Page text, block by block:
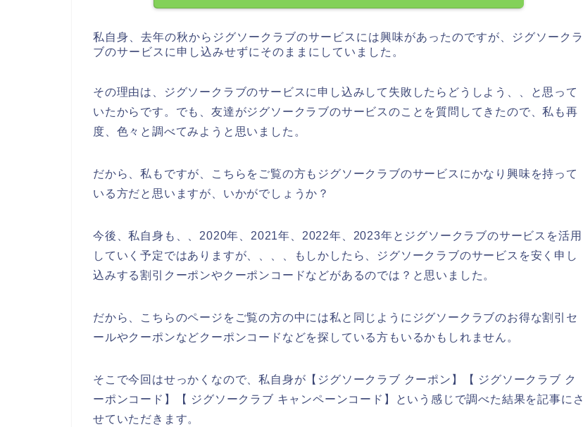
私自身、去年の秋からジグソークラブのサービスには興味があったのですが、ジグソークラ
ブのサービスに申し込みせずにそのままにしていました。
その理由は、ジグソークラブのサービスに申し込みして失敗したらどうしよう、、と思って
いたからです。でも、友達がジグソークラブのサービスのことを質問してきたので、私も再
度、色々と調べてみようと思いました。
だから、私もですが、こちらをご覧の方もジグソークラブのサービスにかなり興味を持って
いる方だと思いますが、いかがでしょうか？
今後、私自身も、、2020年、2021年、2022年、2023年とジグソークラブのサービスを活用
していく予定ではありますが、、、、もしかしたら、ジグソークラブのサービスを安く申し
込みする割引クーポンやクーポンコードなどがあるのでは？と思いました。
だから、こちらのページをご覧の方の中には私と同じようにジグソークラブのお得な割引セ
ールやクーポンなどクーポンコードなどを探している方もいるかもしれません。
そこで今回はせっかくなので、私自身が【ジグソークラブ クーポン】【 ジグソークラブ ク
ーポンコード】【 ジグソークラブ キャンペーンコード】という感じで調べた結果を記事にさ
せていただきます。